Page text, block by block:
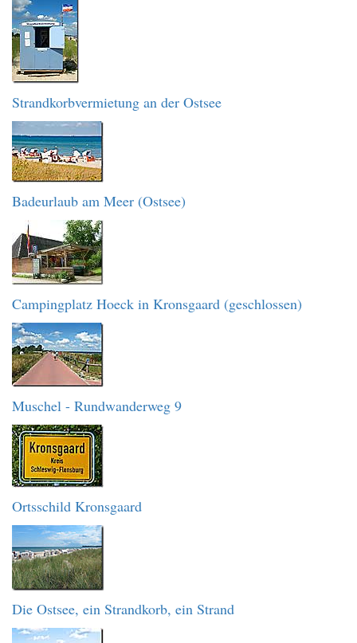
Strandkorbvermietung an der Ostsee
Badeurlaub am Meer (Ostsee)
Campingplatz Hoeck in Kronsgaard (geschlossen)
Muschel - Rundwanderweg 9
Ortsschild Kronsgaard
Die Ostsee, ein Strandkorb, ein Strand